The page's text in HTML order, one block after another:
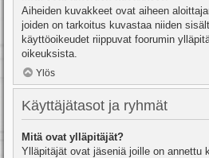
Aiheiden kuvakkeet ovat aiheen
joiden on tarkoitus kuvastaa niiden
käyttöoikeudet riippuvat foorumin
oikeuksista.
Ylös
Käyttäjätasot ja ryhmät
Mitä ovat ylläpitäjät?
Ylläpitäjät ovat jäseniä joille on annettu